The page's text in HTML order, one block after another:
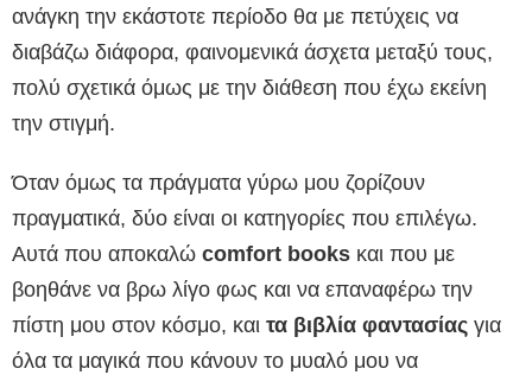
ανάγκη την εκάστοτε περίοδο θα με πετύχεις να
διαβάζω διάφορα, φαινομενικά άσχετα μεταξύ τους,
πολύ σχετικά όμως με την διάθεση που έχω εκείνη
την στιγμή.
Όταν όμως τα πράγματα γύρω μου ζορίζουν
πραγματικά, δύο είναι οι κατηγορίες που επιλέγω.
Αυτά που αποκαλώ comfort books και που με
βοηθάνε να βρω λίγο φως και να επαναφέρω την
πίστη μου στον κόσμο, και τα βιβλία φαντασίας για
όλα τα μαγικά που κάνουν το μυαλό μου να